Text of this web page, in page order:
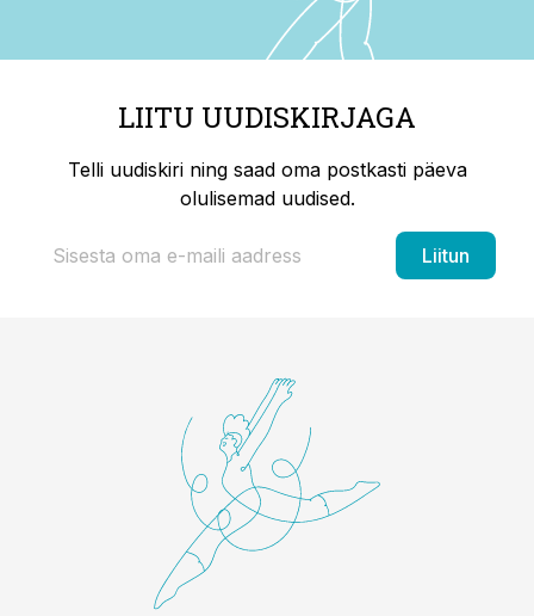
LIITU UUDISKIRJAGA
Telli uudiskiri ning saad oma postkasti päeva
olulisemad uudised.
Liitun